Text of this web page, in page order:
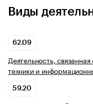
Виды
62.09
Деятельность,
техники и
59.20